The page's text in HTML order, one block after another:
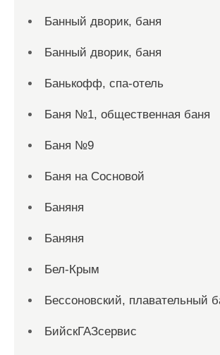
Банный дворик, баня
Банный дворик, баня
Банькофф, спа-отель
Баня №1, общественная баня
Баня №9
Баня на Сосновой
Баняня
Баняня
Бел-Крым
Бессоновский, плавательный
БийскГАЗсервис